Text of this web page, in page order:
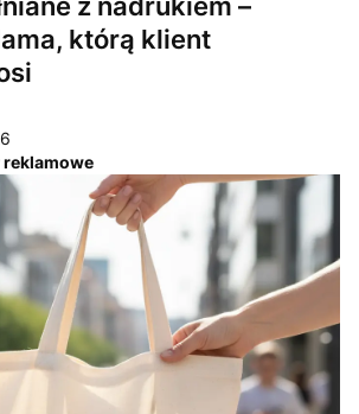
którą klient
reklamowe